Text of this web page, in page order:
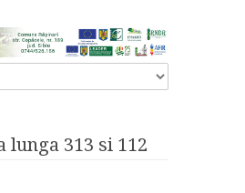
lunga 313 si 112